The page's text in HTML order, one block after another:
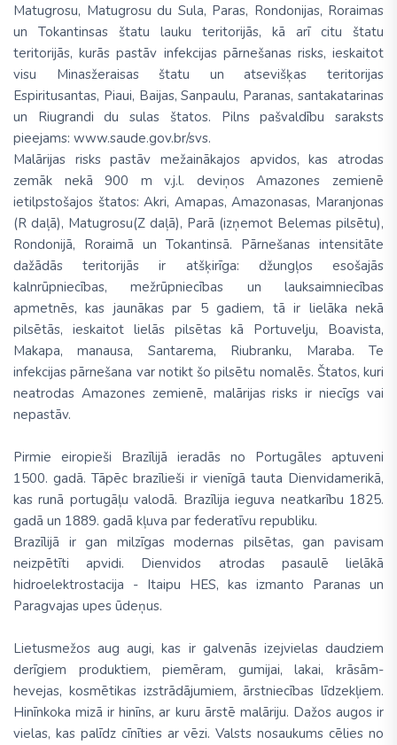
Matugrosu, Matugrosu du Sula, Paras, Rondonijas, Roraimas
un Tokantinsas štatu lauku teritorijās, kā arī citu štatu
teritorijās, kurās pastāv infekcijas pārnešanas risks, ieskaitot
visu Minasžeraisas štatu un atsevišķas teritorijas
Espiritusantas, Piaui, Baijas, Sanpaulu, Paranas, santakatarinas
un Riugrandi du sulas štatos. Pilns pašvaldību saraksts
pieejams: www.saude.gov.br/svs.
Malārijas risks pastāv mežainākajos apvidos, kas atrodas
zemāk nekā 900 m v.j.l. deviņos Amazones zemienē
ietilpstošajos štatos: Akri, Amapas, Amazonasas, Maranjonas
(R daļā), Matugrosu(Z daļā), Parā (izņemot Belemas pilsētu),
Rondonijā, Roraimā un Tokantinsā. Pārnešanas intensitāte
dažādās teritorijās ir atšķirīga: džungļos esošajās
kalnrūpniecības, mežrūpniecības un lauksaimniecības
apmetnēs, kas jaunākas par 5 gadiem, tā ir lielāka nekā
pilsētās, ieskaitot lielās pilsētas kā Portuvelju, Boavista,
Makapa, manausa, Santarema, Riubranku, Maraba. Te
infekcijas pārnešana var notikt šo pilsētu nomalēs. Štatos, kuri
neatrodas Amazones zemienē, malārijas risks ir niecīgs vai
nepastāv.
Pirmie eiropieši Brazīlijā ieradās no Portugāles aptuveni
1500. gadā. Tāpēc brazīlieši ir vienīgā tauta Dienvidamerikā,
kas runā portugāļu valodā. Brazīlija ieguva neatkarību 1825.
gadā un 1889. gadā kļuva par federatīvu republiku.
Brazīlijā ir gan milzīgas modernas pilsētas, gan pavisam
neizpētīti apvidi. Dienvidos atrodas pasaulē lielākā
hidroelektro­stacija - Itaipu HES, kas izmanto Paranas un
Paragvajas upes ūdeņus.
Lietusmežos aug augi, kas ir galvenās izejvielas daudziem
derīgiem produktiem, piemēram, gumijai, lakai, krāsām-
hevejas, kosmētikas izstrādājumiem, ārstniecības līdzekļiem.
Hinīnkoka mizā ir hinīns, ar kuru ārstē malāriju. Dažos augos ir
vielas, kas palīdz cīnīties ar vēzi. Valsts nosaukums cēlies no